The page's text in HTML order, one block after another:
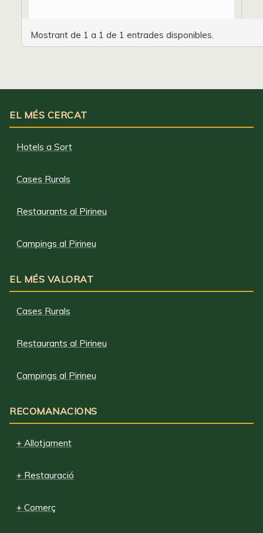
Mostrant de 1 a 1 de 1 entrades disponibles.
EL MÉS CERCAT
Hotels a Sort
Cases Rurals
Restaurants al Pirineu
Campings al Pirineu
EL MÉS VALORAT
Cases Rurals
Restaurants al Pirineu
Campings al Pirineu
RECOMANACIONS
+ Allotjament
+ Restauració
+ Comerç